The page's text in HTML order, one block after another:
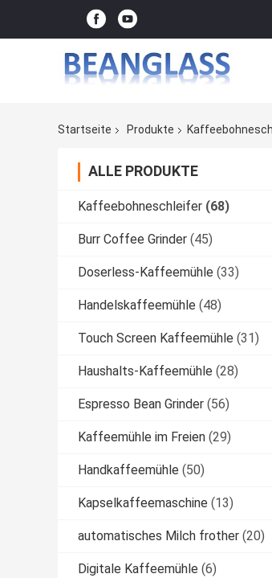
Startseite
Produkte
ALLE PRODUKTE
Kaffeebohneschleifer (68)
Burr Coffee Grinder (45)
Doserless-Kaffeemühle (33)
Handelskaffeemühle (48)
Touch Screen Kaffeemühle (31)
Haushalts-Kaffeemühle (28)
Espresso Bean Grinder (56)
Kaffeemühle im Freien (29)
Handkaffeemühle (50)
Kapselkaffeemaschine (13)
automatisches Milch frother (20)
Digitale Kaffeemühle (6)